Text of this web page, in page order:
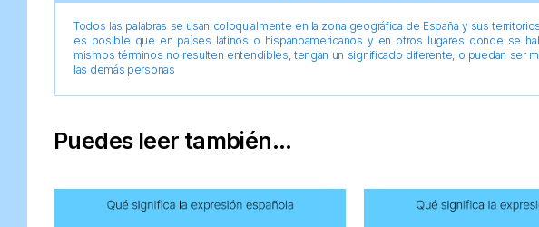
Todos las palabras se usan coloquialmente en la zona geográfica de España y sus
es posible que en países latinos o hispanoamericanos y en otros lugares donde se
mismos términos no resulten entendibles, tengan un significado diferente, o puedan ser
las demás personas
Puedes leer también...